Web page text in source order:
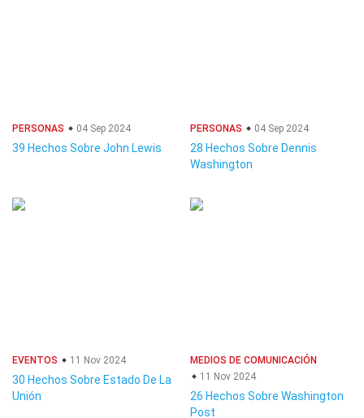
PERSONAS 04 Sep 2024
39 Hechos Sobre John Lewis
PERSONAS 04 Sep 2024
28 Hechos Sobre Dennis
Washington
EVENTOS 11 Nov 2024
30 Hechos Sobre Estado De La
Unión
MEDIOS DE COMUNICACIÓN
11 Nov 2024
26 Hechos Sobre Washington
Post